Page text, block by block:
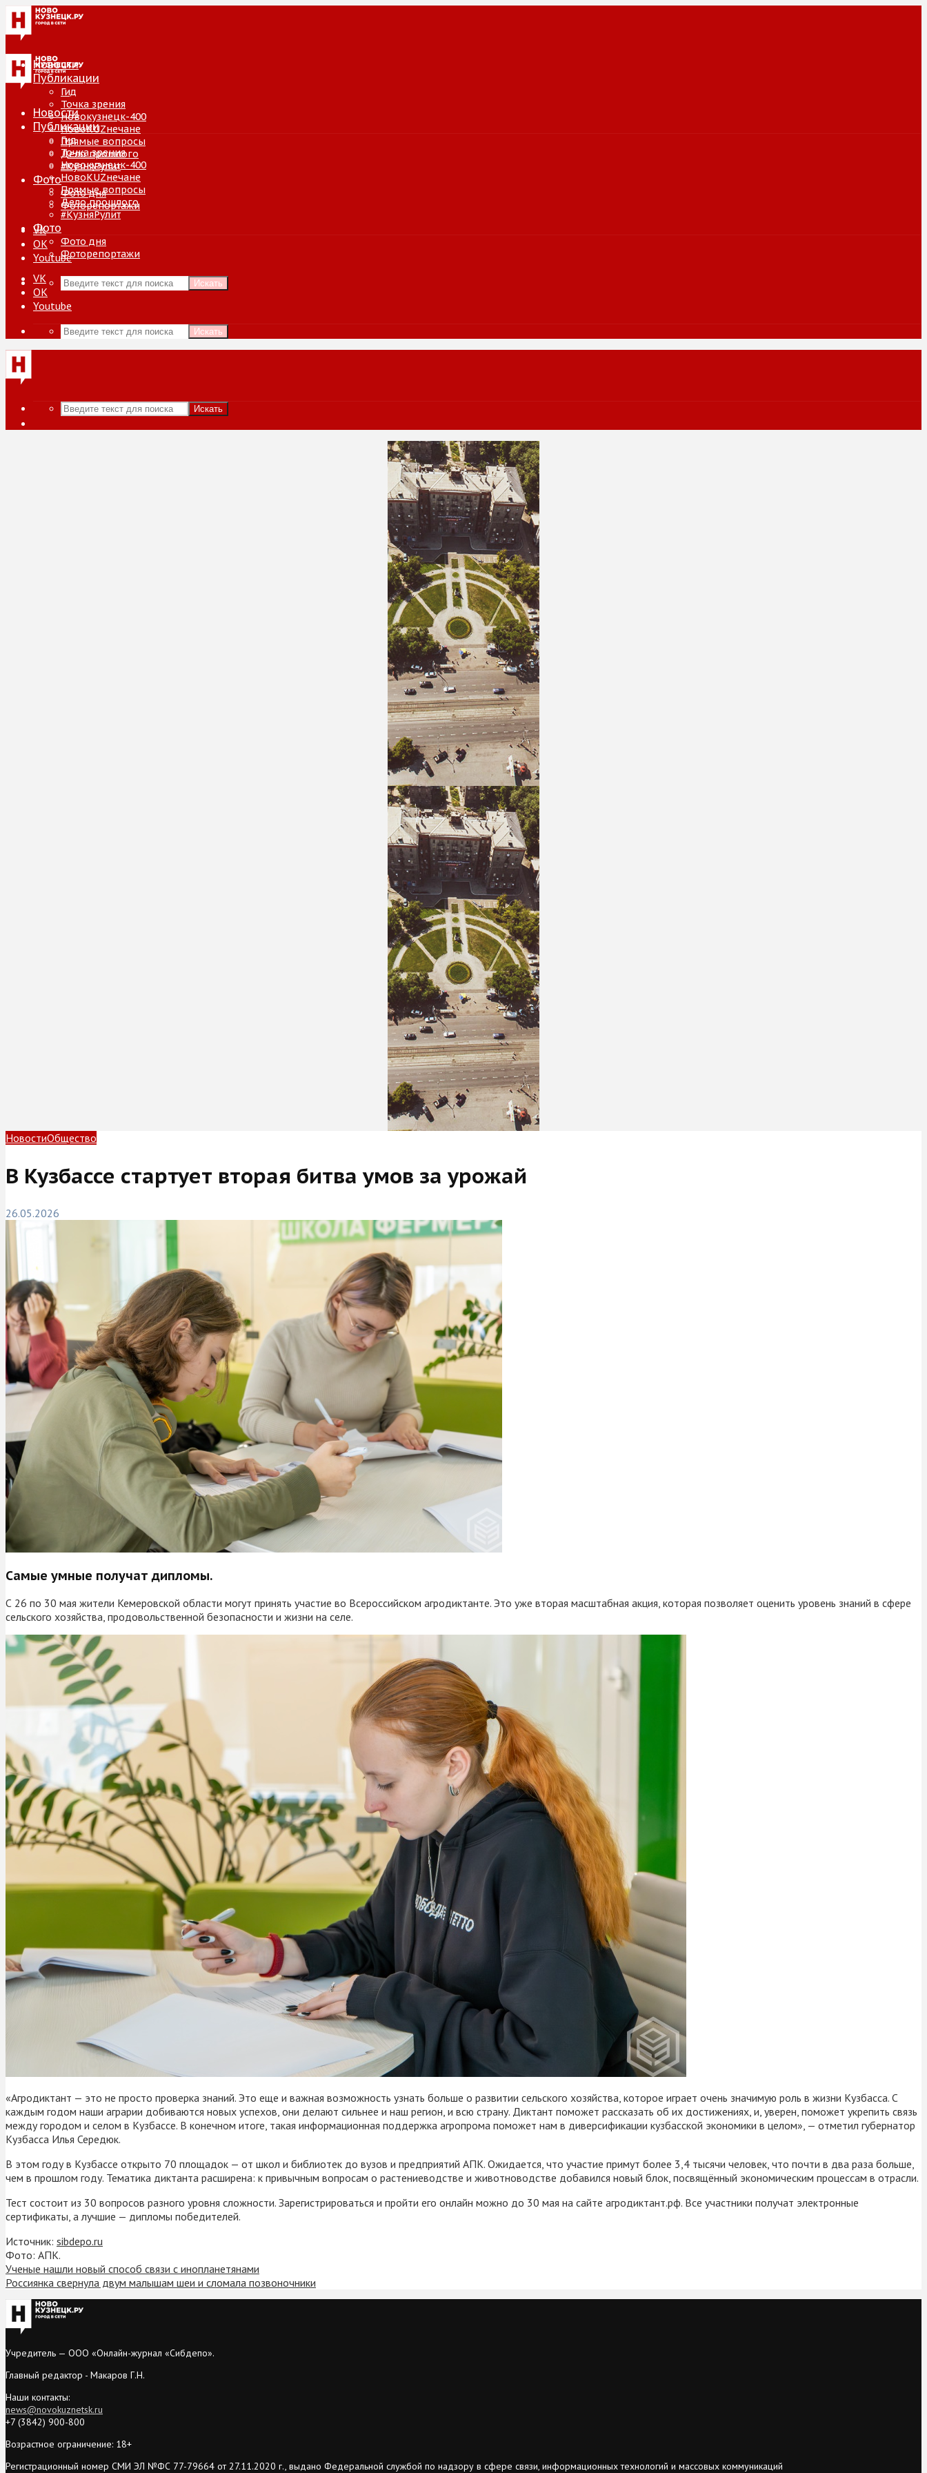
Новости
Публикации
Гид
Точка зрения
Новокузнецк-400
НовоKUZнечане
Прямые вопросы
Дело прошлого
#КузняРулит
Фото
Фото дня
Фоторепортажи
VK
ОК
Youtube
Искать
Новости
Публикации
Гид
Точка зрения
Новокузнецк-400
НовоKUZнечане
Прямые вопросы
Дело прошлого
#КузняРулит
Фото
Фото дня
Фоторепортажи
VK
ОК
Youtube
Искать
Искать
НовостиОбщество
В Кузбассе стартует вторая битва умов за урожай
26.05.2026
Самые умные получат дипломы.
С 26 по 30 мая жители Кемеровской области могут принять участие во Всероссийском агродиктанте. Это уже вторая масштабная акция, которая позволяет оценить уровень знаний в сфере
сельского хозяйства, продовольственной безопасности и жизни на селе.
«Агродиктант — это не просто проверка знаний. Это еще и важная возможность узнать больше о развитии сельского хозяйства, которое играет очень значимую роль в жизни Кузбасса. С
каждым годом наши аграрии добиваются новых успехов, они делают сильнее и наш регион, и всю страну. Диктант поможет рассказать об их достижениях, и, уверен, поможет укрепить связь
между городом и селом в Кузбассе. В конечном итоге, такая информационная поддержка агропрома поможет нам в диверсификации кузбасской экономики в целом», — отметил губернатор
Кузбасса Илья Середюк.
В этом году в Кузбассе открыто 70 площадок — от школ и библиотек до вузов и предприятий АПК. Ожидается, что участие примут более 3,4 тысячи человек, что почти в два раза больше,
чем в прошлом году. Тематика диктанта расширена: к привычным вопросам о растениеводстве и животноводстве добавился новый блок, посвящённый экономическим процессам в отрасли.
Тест состоит из 30 вопросов разного уровня сложности. Зарегистрироваться и пройти его онлайн можно до 30 мая на сайте агродиктант.рф. Все участники получат электронные
сертификаты, а лучшие — дипломы победителей.
Источник: sibdepo.ru
Фото: АПК.
Ученые нашли новый способ связи с инопланетянами
Россиянка свернула двум малышам шеи и сломала позвоночники
Учредитель — ООО «Онлайн-журнал «Сибдепо».
Главный редактор - Макаров Г.Н.
Наши контакты:
news@novokuznetsk.ru
+7 (3842) 900-800
Возрастное ограничение: 18+
Регистрационный номер СМИ ЭЛ №ФС 77-79664 от 27.11.2020 г., выдано Федеральной службой по надзору в сфере связи, информационных технологий и массовых коммуникаций